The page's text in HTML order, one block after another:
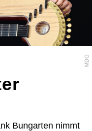
MDG
Bungarten nimmt